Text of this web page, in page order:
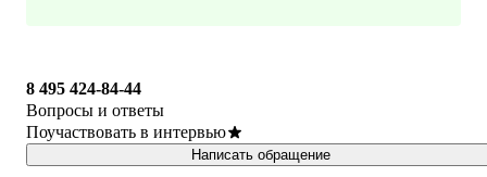
8 495 424-84-44
Вопросы и ответы
Поучаствовать в интервью
Написать обращение